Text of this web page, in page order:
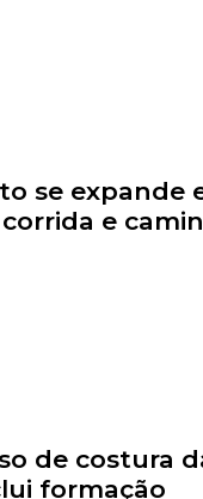
se expande
e
de costura
formação